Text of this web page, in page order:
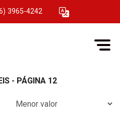
3965-4242
- PÁGINA 12